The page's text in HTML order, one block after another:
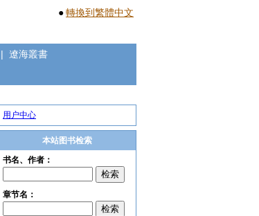
●轉換到繁體中文
| 遼海叢書
用户中心
本站图书检索